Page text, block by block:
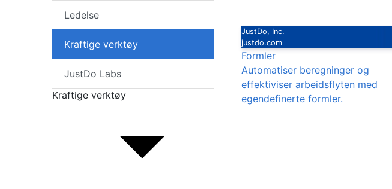
Ledelse
Kraftige verktøy
JustDo Labs
Kraftige verktøy
JustDo, Inc.
justdo.com
Formler
Automatiser beregninger og
effektiviser arbeidsflyten med
egendefinerte formler.